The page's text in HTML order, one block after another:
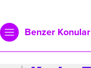
Benzer Konular